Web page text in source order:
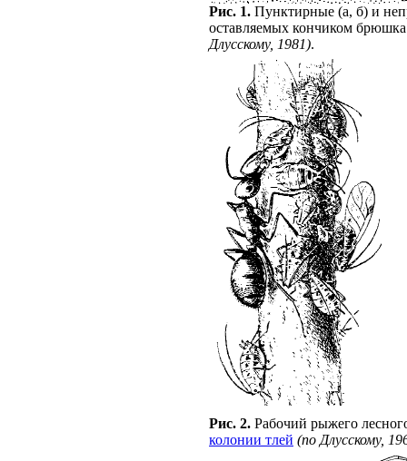
Рис. 1. Пунктирные (а, б) и
оставляемых кончиком
Длусскому, 1981).
Рис. 2. Рабочий рыжего
колонии тлей (по Длусскому,